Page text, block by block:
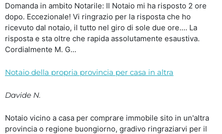
Domanda in ambito Notarile: Il Notaio mi ha risposto 2 ore
dopo. Eccezionale! Vi ringrazio per la risposta che ho
ricevuto dal notaio, il tutto nel giro di sole due ore.... La
risposta e sta oltre che rapida assolutamente esaustiva.
Cordialmente M. G...
Notaio della propria provincia per casa in altra
Davide N.
Notaio vicino a casa per comprare immobile sito in un'altra
provincia o regione buongiorno, gradivo ringraziarvi per il